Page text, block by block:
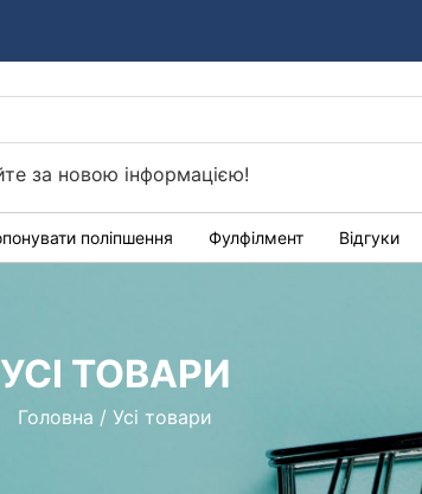
за новою інформацією!
поліпшення Фулфілмент Відгуки
УСІ ТОВАРИ
Головна / Усі товари